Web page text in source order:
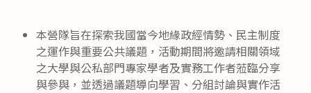
本營隊旨在探索我國當今地緣政經情勢、民主制度
之運作與重要公共議題，活動期間將邀請相關領域
之大學與公私部門專家學者及實務工作者蒞臨分享
與參與，並透過議題導向學習、分組討論與實作活